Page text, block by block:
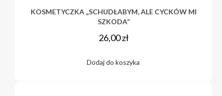
KOSMETYCZKA „SCHUDŁABYM, ALE CYCKÓW MI
SZKODA”
26,00zł
Dodaj do koszyka